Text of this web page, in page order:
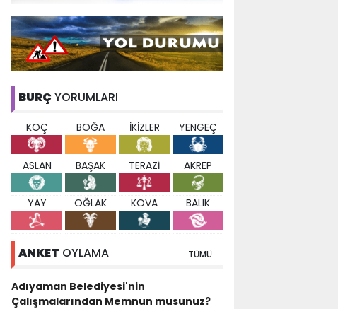
BURÇ YORUMLARI
KOÇ BOĞA İKİZLER YENGEÇ
ASLAN BAŞAK TERAZİ AKREP
YAY OĞLAK KOVA BALIK
ANKET OYLAMA TÜMÜ
Adıyaman Belediyesi'nin
Çalışmalarından Memnun musunuz?